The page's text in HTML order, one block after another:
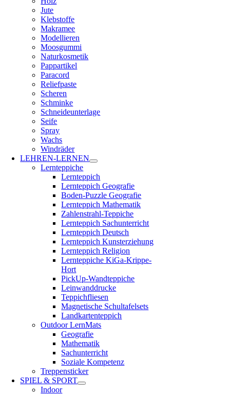
Jute
Klebstoffe
Makramee
Modellieren
Moosgummi
Naturkosmetik
Pappartikel
Paracord
Reliefpaste
Scheren
Schminke
Schneideunterlage
Seife
Spray
Wachs
Windräder
LEHREN-LERNEN
Lernteppiche
Lernteppich
Lernteppich Geografie
Boden-Puzzle Geografie
Lernteppich Mathematik
Zahlenstrahl-Teppiche
Lernteppich Sachunterricht
Lernteppich Deutsch
Lernteppich Kunsterziehung
Lernteppich Religion
Lernteppiche KiGa-Krippe-
Hort
PickUp-Wandteppiche
Leinwanddrucke
Teppichfliesen
Magnetische Schultafelsets
Landkartenteppich
Outdoor LernMats
Geografie
Mathematik
Sachunterricht
Soziale Kompetenz
Treppensticker
SPIEL & SPORT
Indoor